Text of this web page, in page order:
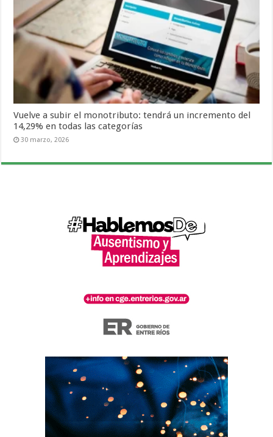
Vuelve a subir el monotributo: tendrá un incremento del
14,29% en todas las categorías
30 marzo, 2026